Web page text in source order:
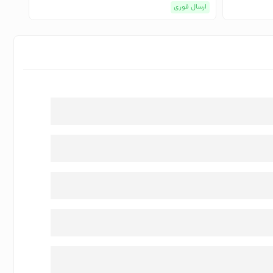
ارسال فوری